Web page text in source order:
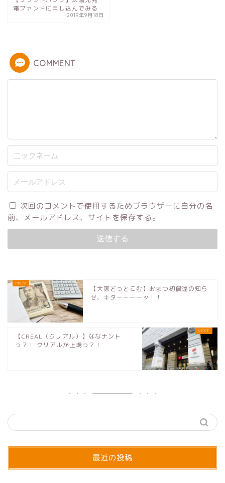
電ファンドに申し込んでみる
2019年9月18日
COMMENT
次回のコメントで使用するためブラウザーに自分の名
前、メールアドレス、サイトを保存する。
【大家どっとこむ】おまつ初償還の知ら
せ、キターーーーッ！！！
【CREAL（クリアル）】ななナント
っ？！ クリアルが上場っ？！
最近の投稿